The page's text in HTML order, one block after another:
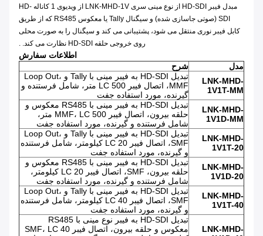
مبدل فیبر HD-SDI از نوع مینی سری LNK-MHD-1V از ویدیوی 1 کاناله HD-
SDI (صوتی جاسازی شده) و سیگنال Tally یا معکوس RS485 که از طریق
کابل فیبر نوری منتقل می شود، پشتیبانی می کند و سیگنال را به صورت محلی
روی خروجی حلقه HD-SDI نظارت می کند. .
اطلاعات سفارش
مدل
شرح
LNK-MHD-
1V1T-MM
تبدیل HD-SDI به فیبر مینی با Tally و Loop Out،
MMF، اتصال فیبر LC 500 متر، شامل فرستنده و
گیرنده، مورد استفاده جفت
LNK-MHD-
1V1D-MM
تبدیل HD-SDI به فیبر مینی با RS485 معکوس و
حلقه بیرون، اتصال فیبر MMF، LC 500 متر،
شامل فرستنده و گیرنده، مورد استفاده جفت
LNK-MHD-
1V1T-20
تبدیل HD-SDI به فیبر مینی با Tally و Loop Out،
SMF، اتصال فیبر LC 20 کیلومتر، شامل فرستنده
و گیرنده، مورد استفاده جفت
LNK-MHD-
1V1D-20
تبدیل HD-SDI به فیبر مینی با RS485 معکوس و
حلقه بیرون، SMF، اتصال فیبر LC 20 کیلومتر،
شامل فرستنده و گیرنده، مورد استفاده جفت
LNK-MHD-
1V1T-40
تبدیل HD-SDI به فیبر مینی با Tally و Loop Out،
SMF، اتصال فیبر LC 40 کیلومتر، شامل فرستنده
و گیرنده، مورد استفاده جفت
LNK-MHD-
تبدیل HD-SDI به فیبر نوع مینی با RS485
معکوس و حلقه بیرون، اتصال فیبر SMF، LC 40